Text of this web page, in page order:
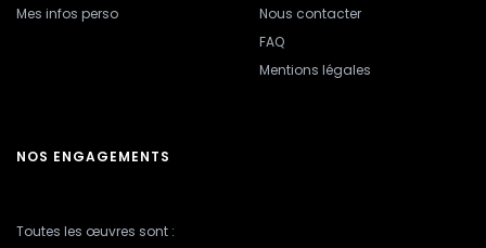
Mes infos perso
Nous contacter
FAQ
Mentions légales
NOS ENGAGEMENTS
Toutes les œuvres sont :